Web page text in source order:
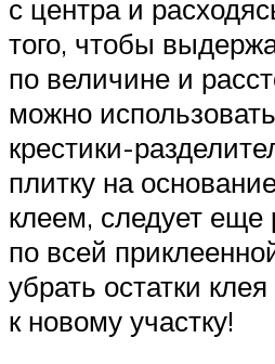
с центра и
того, чтобы
по величине и
можно
крестики-
плитку на
клеем, следует еще
по всей
убрать остатки
к новому участку!